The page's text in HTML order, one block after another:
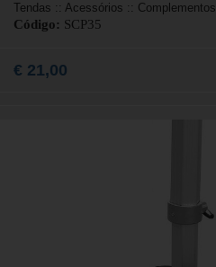
Tendas :: Acessórios :: Complementos
Código: SCP35
€ 21,00